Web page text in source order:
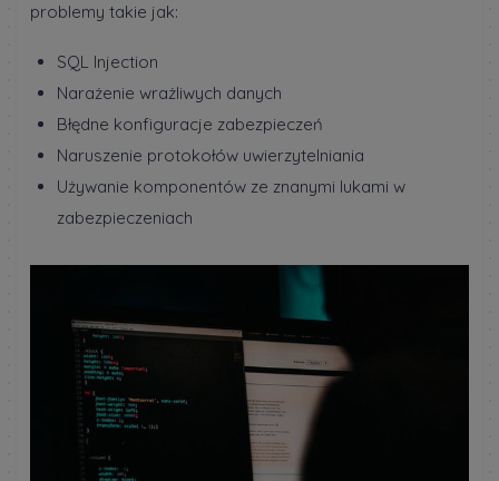
problemy takie jak:
SQL Injection
Narażenie wrażliwych danych
Błędne konfiguracje zabezpieczeń
Naruszenie protokołów uwierzytelniania
Używanie komponentów ze znanymi lukami w
zabezpieczeniach